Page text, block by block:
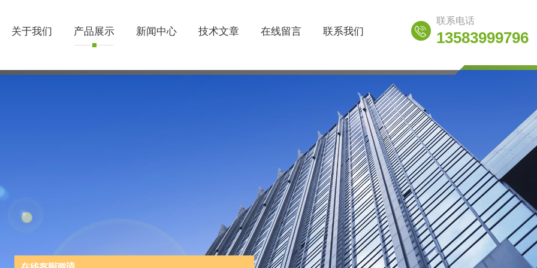
关于我们 产品展示 新闻中心 技术文章 在线留言 联系我们
联系电话
13583999796